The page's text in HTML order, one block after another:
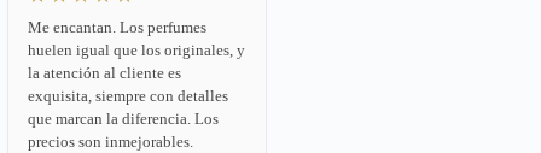
Me encantan. Los perfumes
huelen igual que los originales, y
la atención al cliente es
exquisita, siempre con detalles
que marcan la diferencia. Los
precios son inmejorables.